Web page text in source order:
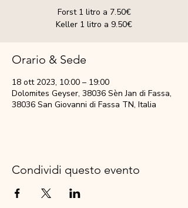
Forst 1 litro a 7.50€
Keller 1 litro a 9.50€
Orario & Sede
18 ott 2023, 10:00 – 19:00
Dolomites Geyser, 38036 Sèn Jan di Fassa,
38036 San Giovanni di Fassa TN, Italia
Condividi questo evento